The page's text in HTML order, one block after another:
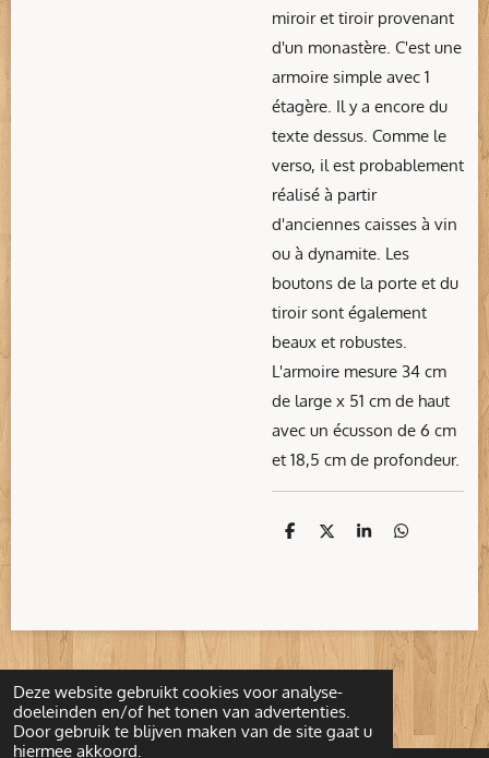
Deze website gebruikt cookies voor analyse-
doeleinden en/of het tonen van advertenties.
Door gebruik te blijven maken van de site gaat u
hiermee akkoord.
miroir et tiroir provenant
d'un monastère. C'est une
armoire simple avec 1
étagère. Il y a encore du
texte dessus. Comme le
verso, il est probablement
réalisé à partir
d'anciennes caisses à vin
ou à dynamite. Les
boutons de la porte et du
tiroir sont également
beaux et robustes.
L'armoire mesure 34 cm
de large x 51 cm de haut
avec un écusson de 6 cm
et 18,5 cm de profondeur.
D
D
S
D
© 2022 - 2026 1001Brocante